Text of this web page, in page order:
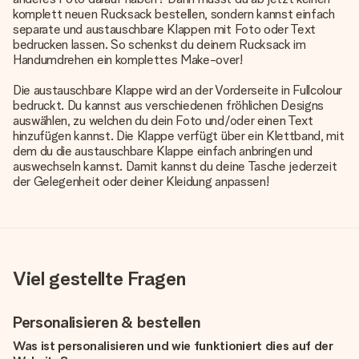
komplett neuen Rucksack bestellen, sondern kannst einfach
separate und austauschbare Klappen mit Foto oder Text
bedrucken lassen. So schenkst du deinem Rucksack im
Handumdrehen ein komplettes Make-over!
Die austauschbare Klappe wird an der Vorderseite in Fullcolour
bedruckt. Du kannst aus verschiedenen fröhlichen Designs
auswählen, zu welchen du dein Foto und/oder einen Text
hinzufügen kannst. Die Klappe verfügt über ein Klettband, mit
dem du die austauschbare Klappe einfach anbringen und
auswechseln kannst. Damit kannst du deine Tasche jederzeit
der Gelegenheit oder deiner Kleidung anpassen!
Viel gestellte Fragen
Personalisieren & bestellen
Was ist personalisieren und wie funktioniert dies auf der